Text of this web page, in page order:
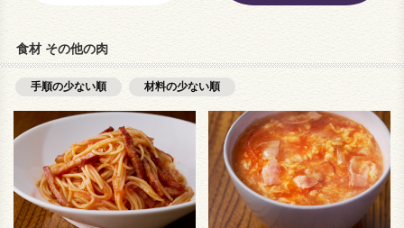
食材 その他の肉
手順の少ない順 材料の少ない順